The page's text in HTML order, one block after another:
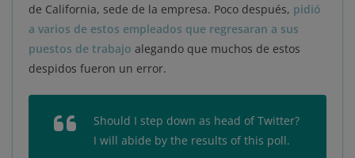
de California, sede de la empresa. Poco después, pidió
a varios de estos empleados que regresaran a sus
puestos de trabajo alegando que muchos de estos
despidos fueron un error.
Should I step down as head of Twitter?
I will abide by the results of this poll.